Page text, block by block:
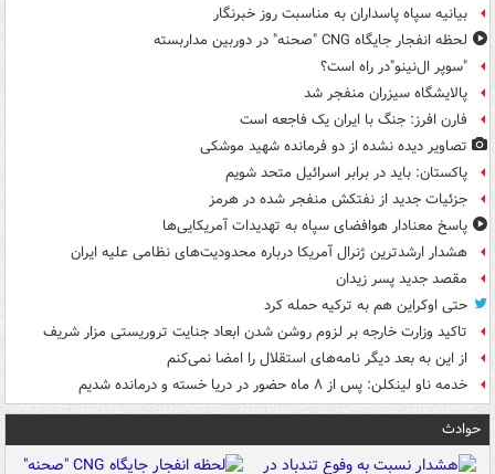
بیانیه سپاه پاسداران به مناسبت روز خبرنگار
لحظه انفجار جایگاه CNG "صحنه" در دوربین مداربسته
"سوپر ال‌نینو"در راه است؟
پالایشگاه سیزران منفجر شد
فارن افرز: جنگ با ایران یک فاجعه است
تصاویر دیده‌ نشده از دو فرمانده شهید موشکی
پاکستان: باید در برابر اسرائیل متحد شویم
جزئیات جدید از نفتکش منفجر شده در هرمز
پاسخ معنادار هوافضای سپاه به تهدیدات آمریکایی‌ها
هشدار ارشدترین ژنرال آمریکا درباره محدودیت‌های نظامی علیه ایران
مقصد جدید پسر زیدان
حتی اوکراین هم به ترکیه حمله کرد
تاکید وزارت خارجه بر لزوم روشن شدن ابعاد جنایت تروریستی مزار شریف
از این به بعد دیگر نامه‌های استقلال را امضا نمی‌کنم
خدمه ناو لینکلن: پس از ۸ ماه حضور در دریا خسته و درمانده‌ شدیم
حوادث